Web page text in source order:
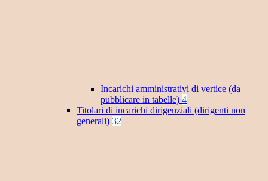
Incarichi amministrativi di vertice (da
pubblicare in tabelle) 4
Titolari di incarichi dirigenziali (dirigenti non
generali) 32